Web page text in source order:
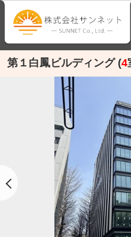
第１白鳳ビルディング (4